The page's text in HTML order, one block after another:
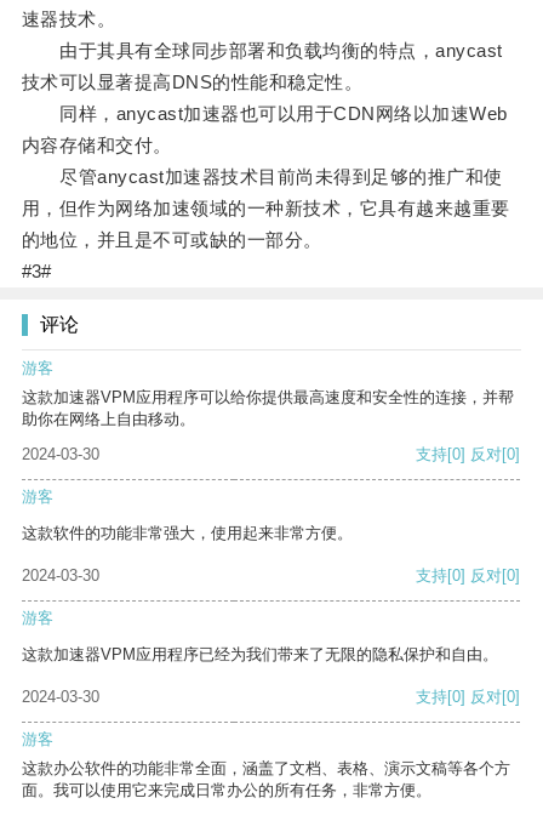
速器技术。
由于其具有全球同步部署和负载均衡的特点，anycast
技术可以显著提高DNS的性能和稳定性。
同样，anycast加速器也可以用于CDN网络以加速Web
内容存储和交付。
尽管anycast加速器技术目前尚未得到足够的推广和使
用，但作为网络加速领域的一种新技术，它具有越来越重要
的地位，并且是不可或缺的一部分。
#3#
评论
游客
这款加速器VPM应用程序可以给你提供最高速度和安全性的连接，并帮
助你在网络上自由移动。
2024-03-30
支持[0] 反对[0]
游客
这款软件的功能非常强大，使用起来非常方便。
2024-03-30 支持[0] 反对[0]
游客
这款加速器VPM应用程序已经为我们带来了无限的隐私保护和自由。
2024-03-30 支持[0] 反对[0]
游客
这款办公软件的功能非常全面，涵盖了文档、表格、演示文稿等各个方
面。我可以使用它来完成日常办公的所有任务，非常方便。